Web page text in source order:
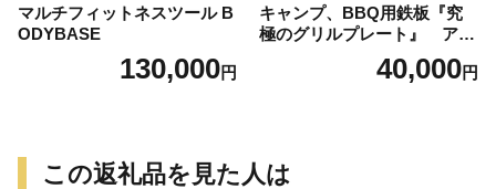
マルチフィットネスツール B
ODYBASE
130,000円
キャンプ、BBQ用鉄板『究
極のグリルプレート』 アウ
トドア用品 レジャー キャン
プ バーベキュー BBQ 鉄板
40,000円
この返礼品を見た人は